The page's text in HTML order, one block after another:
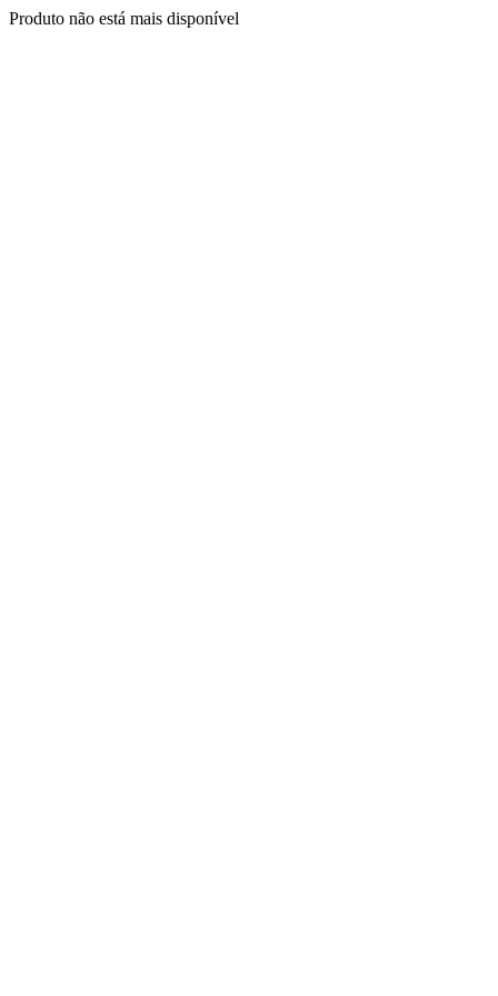
Produto não está mais disponível